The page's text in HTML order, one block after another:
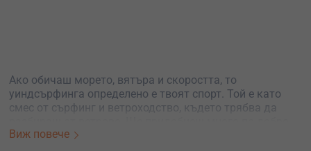
Ако обичаш морето, вятъра и скоростта, то
уиндсърфинга определено е твоят спорт. Той е като
смес от сърфинг и ветроходство, където трябва да
разбиране на родното море.
Виж повече